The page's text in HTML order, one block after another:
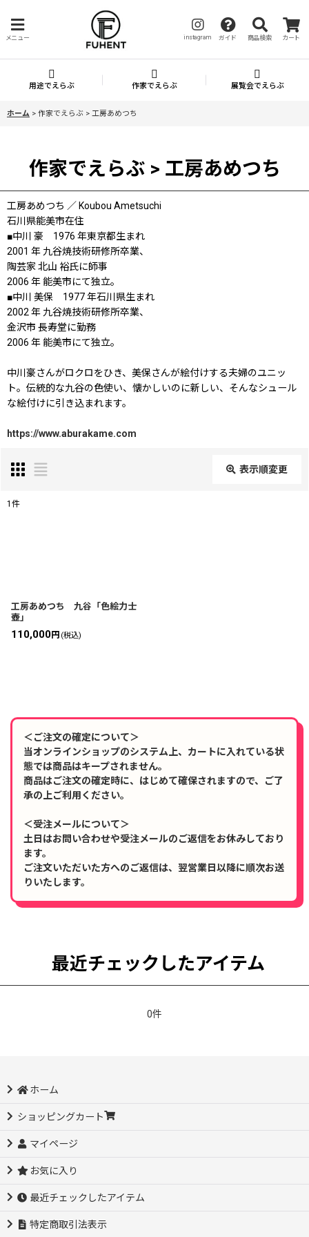
メニュー instagram ガイド 商品検索 カート
用途でえらぶ 作家でえらぶ 展覧会でえらぶ
ホーム > 作家でえらぶ > 工房あめつち
作家でえらぶ > 工房あめつち
工房あめつち ／ Koubou Ametsuchi
石川県能美市在住
■中川 豪 1976 年東京都生まれ
2001 年 九谷焼技術研修所卒業、
陶芸家 北山 裕氏に師事
2006 年 能美市にて独立。
■中川 美保 1977 年石川県生まれ
2002 年 九谷焼技術研修所卒業、
金沢市 長寿堂に勤務
2006 年 能美市にて独立。
中川豪さんがロクロをひき、美保さんが絵付けする夫婦のユニッ
ト。伝統的な九谷の色使い、懐かしいのに新しい、そんなシュール
な絵付けに引き込まれます。
https://www.aburakame.com
表示順変更
1 件
工房あめつち 九谷「色絵力士
壺」
110,000円 (税込)
＜ご注文の確定について＞
当オンラインショップのシステム上、カートに入れている状
態では商品はキープされません。
商品はご注文の確定時に、はじめて確保されますので、ご了
承の上ご利用ください。
＜受注メールについて＞
土日はお問い合わせや受注メールのご返信をお休みしており
ます。
ご注文いただいた方へのご返信は、翌営業日以降に順次お送
りいたします。
最近チェックしたアイテム
0件
ホーム
ショッピングカート
マイページ
お気に入り
最近チェックしたアイテム
特定商取引法表示